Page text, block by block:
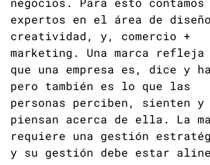
expertos en el área de
creatividad, y, comercio +
marketing. Una marca
que una empresa es, dice y
pero también es lo que las
personas perciben, sienten y
piensan acerca de ella. La
requiere una gestión
y su gestión debe estar